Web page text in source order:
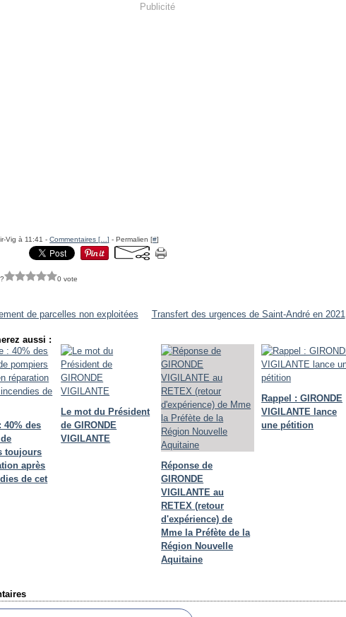
Publicité
Vig à 11:41 -Commentaires [ …] - Permalien [#]
0 vote
de parcelles non exploitées Transfert des urgences de Saint-André en 2021
aussi :
40% des
toujours
après
de cet
Le mot du Président
de GIRONDE
VIGILANTE
Réponse de
GIRONDE
VIGILANTE au
RETEX (retour
d'expérience) de
Mme la Préfète de la
Région Nouvelle
Aquitaine
Rappel : GIRONDE
VIGILANTE lance
une pétition